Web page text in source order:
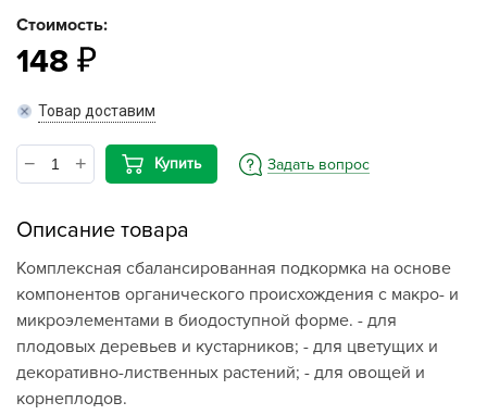
Стоимость:
148
Товар доставим
Купить Задать вопрос
Описание товара
Комплексная сбалансированная подкормка на основе
компонентов органического происхождения с макро- и
микроэлементами в биодоступной форме. - для
плодовых деревьев и кустарников; - для цветущих и
декоративно-лиственных растений; - для овощей и
корнеплодов.